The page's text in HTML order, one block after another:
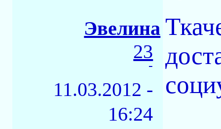
Эвелина
23
-
11.03.2012 -
16:24